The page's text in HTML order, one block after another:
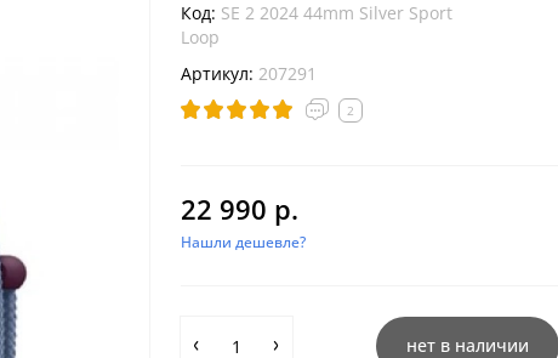
Код: SE 2 2024 44mm Silver Sport
Loop
Артикул: 207291
2
22 990 р.
Нашли дешевле?
нет в наличии